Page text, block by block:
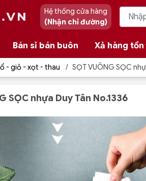
Hệ thống cửa hàng
(Nhận chỉ đường)
Bán sỉ bán buôn Xả hàng tồn
- giỏ - xọt - thau / SỌT VUÔNG SỌC
SỌC nhựa Duy Tân No.1336